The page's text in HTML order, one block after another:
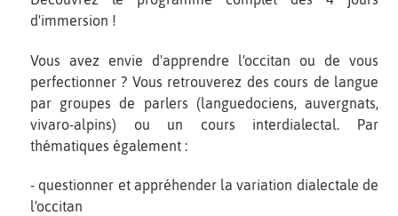
d'immersion !
Vous avez envie d'apprendre l'occitan ou de vous
perfectionner ? Vous retrouverez des cours de langue
par groupes de parlers (languedociens, auvergnats,
vivaro-alpins) ou un cours interdialectal. Par
thématiques également :
- questionner et appréhender la variation dialectale de
l'occitan